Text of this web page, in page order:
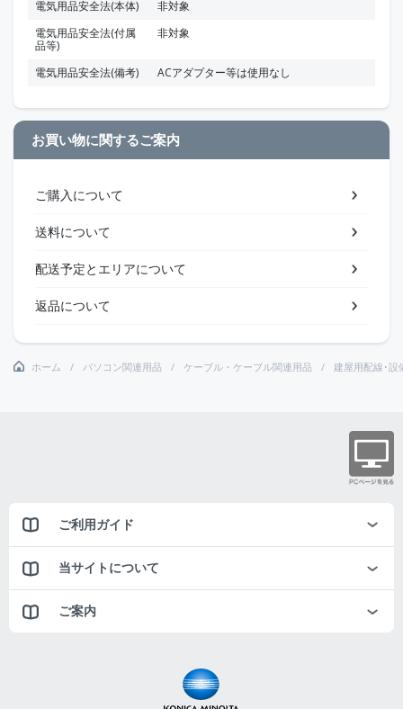
電気用品安全法(本体)
非対象
電気用品安全法(付属
品等)
非対象
電気用品安全法(備考) ACアダプター等は使用なし
お買い物に関するご案内
ご購入について
送料について
配送予定とエリアについて
返品について
ホーム パソコン関連用品 ケーブル・ケーブル関連用品 建屋用配線･設
ご利用ガイド
当サイトについて
ご案内